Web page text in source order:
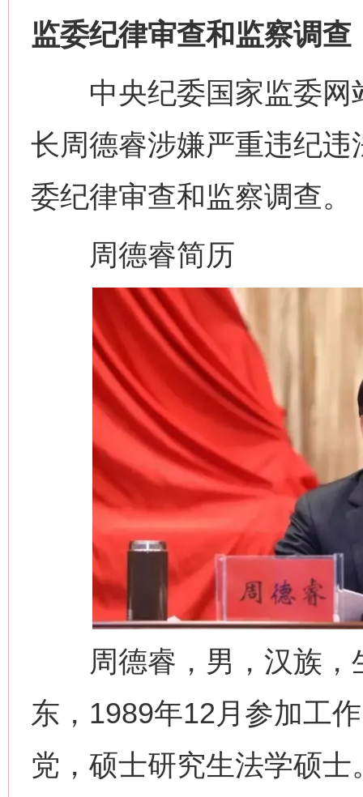
监委纪律审查和监察调查
中央纪委国家监委网
长周德睿涉嫌严重违纪
委纪律审查和监察调查。
周德睿简历
周德睿，男，汉族，
东，1989年12月参加工
党，硕士研究生法学硕士